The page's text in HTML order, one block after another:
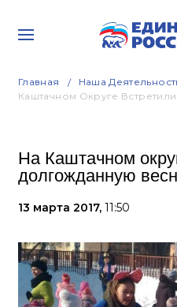
Главная Наша
Каштачном Округе
На Каштачном
долгожданную
13 марта 2017, 11:50